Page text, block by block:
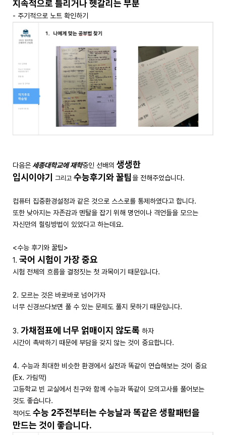
지속적으로 틀리거나 헷갈리는 부분
- 주기적으로 노트 확인하기
다음은 세종대학교에 재학중인 선배의 생생한
입시이야기
그리고 수능후기와 꿀팁 을 전해주었습니다.
컴퓨터 집중환경설정과 같은 것으로 스스로를 통제하였다고 합니다.
또한 낮아지는 자존감과 멘탈을 잡기 위해 명언이나 격언들을 모으는
자신만의 힐링방법이 있었다고 하는데요.
<수능 후기와 꿀팁>
1. 국어 시험이 가장 중요
시험 전체의 흐름을 결정짓는 첫 과목이기 때문입니다.
2. 모르는 것은 바로바로 넘어가자
너무 신경쓰다보면 풀 수 있는 문제도 풀지 못하기 때문입니다.
3. 가채점표에 너무 얽매이지 않도록 하자
시간이 촉박하기 때문에 부담을 갖지 않는 것이 중요합니다.
4. 수능과 최대한 비슷한 환경에서 실전과 똑같이 연습해보는 것이 중요
(Ex. 가림막)
고등학교 빈 교실에서 친구와 함께 수능과 똑같이 모의고사를 풀어보는
것도 좋습니다.
적어도 수능 2주전부터는 수능날과 똑같은 생활패턴을
만드는 것이 좋습니다.